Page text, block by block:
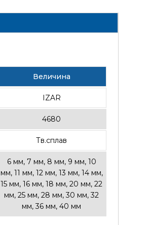
Величина
IZAR
4680
Тв.сплав
6 мм, 7 мм, 8 мм, 9 мм, 10
мм, 11 мм, 12 мм, 13 мм, 14 мм,
15 мм, 16 мм, 18 мм, 20 мм, 22
мм, 25 мм, 28 мм, 30 мм, 32
мм, 36 мм, 40 мм